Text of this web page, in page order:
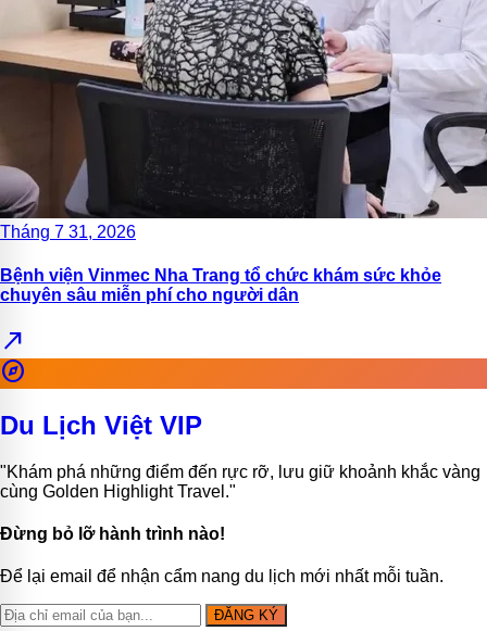
Tháng 7 31, 2026
Bệnh viện Vinmec Nha Trang tổ chức khám sức khỏe
chuyên sâu miễn phí cho người dân
north_east
explore
Du Lịch Việt VIP
"Khám phá những điểm đến rực rỡ, lưu giữ khoảnh khắc vàng
cùng Golden Highlight Travel."
Đừng bỏ lỡ hành trình nào!
Để lại email để nhận cẩm nang du lịch mới nhất mỗi tuần.
ĐĂNG KÝ